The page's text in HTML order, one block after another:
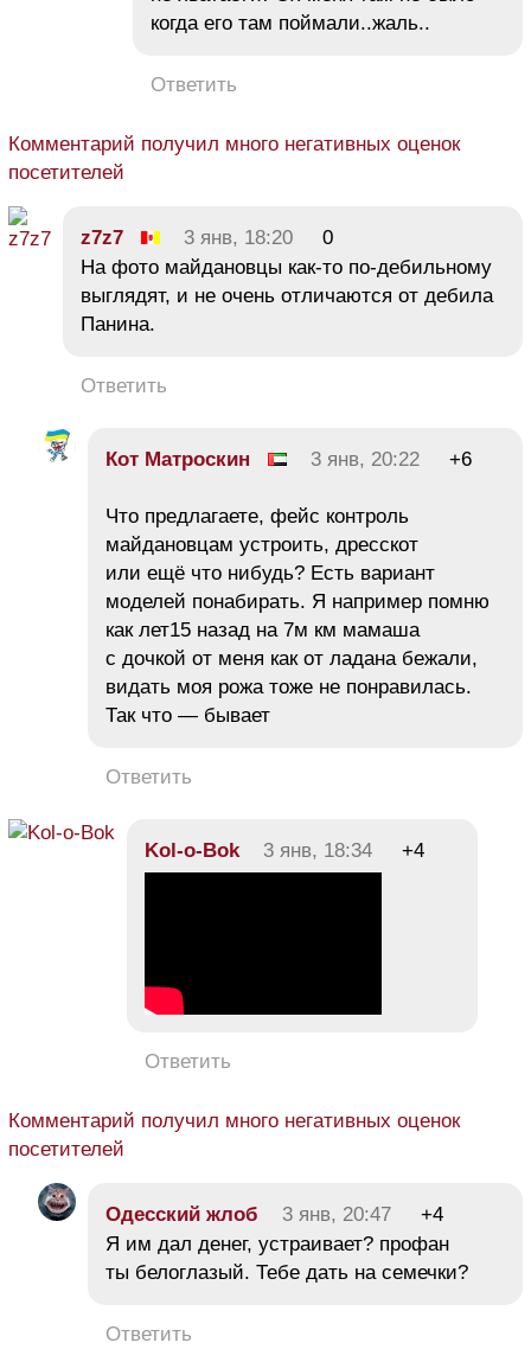
когда его там поймали..жаль..
Ответить
Комментарий получил много негативных оценок
посетителей
z7z7 3 янв, 18:20
0
На фото майдановцы как-то по-дебильному
выглядят, и не очень отличаются от дебила
Панина.
Ответить
Кот Матроскин 3 янв, 20:22 +6
Что предлагаете, фейс контроль
майдановцам устроить, дресскот
или ещё что нибудь? Есть вариант
моделей понабирать. Я например помню
как лет15 назад на 7м км мамаша
с дочкой от меня как от ладана бежали,
видать моя рожа тоже не понравилась.
Так что — бывает
Ответить
Kol-o-Bok 3 янв, 18:34 +4
Ответить
Комментарий получил много негативных оценок
посетителей
Одесский жлоб 3 янв, 20:47
+4
Я им дал денег, устраивает? профан
ты белоглазый. Тебе дать на семечки?
Ответить